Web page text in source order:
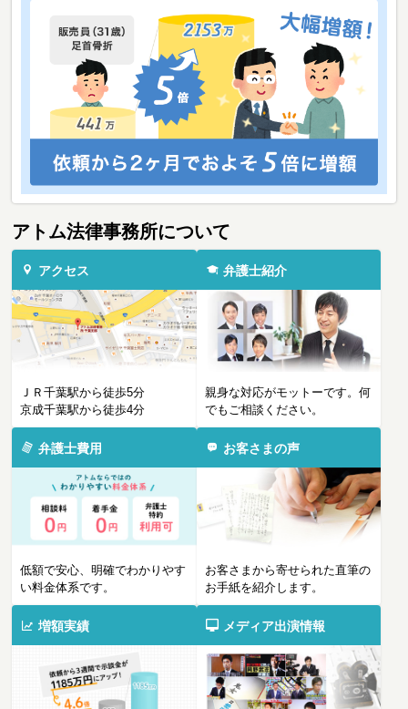
アトム法律事務所について
アクセス
ＪＲ千葉駅から徒歩5分
京成千葉駅から徒歩4分
弁護士紹介
親身な対応がモットーです。何
でもご相談ください。
弁護士費用
低額で安心、明確でわかりやす
い料金体系です。
お客さまの声
お客さまから寄せられた直筆の
お手紙を紹介します。
増額実績 メディア出演情報